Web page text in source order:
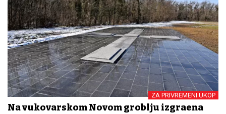
ZA PRIVREMENI UKOP
Na vukovarskom Novom groblju izgrađena